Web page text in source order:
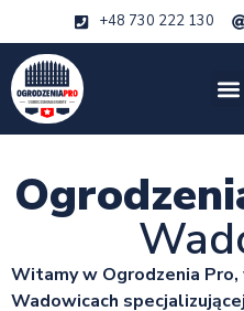
+48 730 222 130
Witamy w Ogrodzenia
Wadowicach